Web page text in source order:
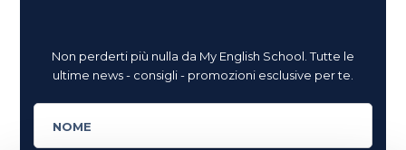
Non perderti più nulla da My English School. Tutte le
ultime news - consigli - promozioni esclusive per te.